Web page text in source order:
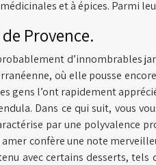
et à épices. Parmi
Provence.
d’innombrables
où elle pousse
gens l’ont rapidement
Dans ce qui suit, vous
par une polyvalence
confère une note
avec certains desserts, tels